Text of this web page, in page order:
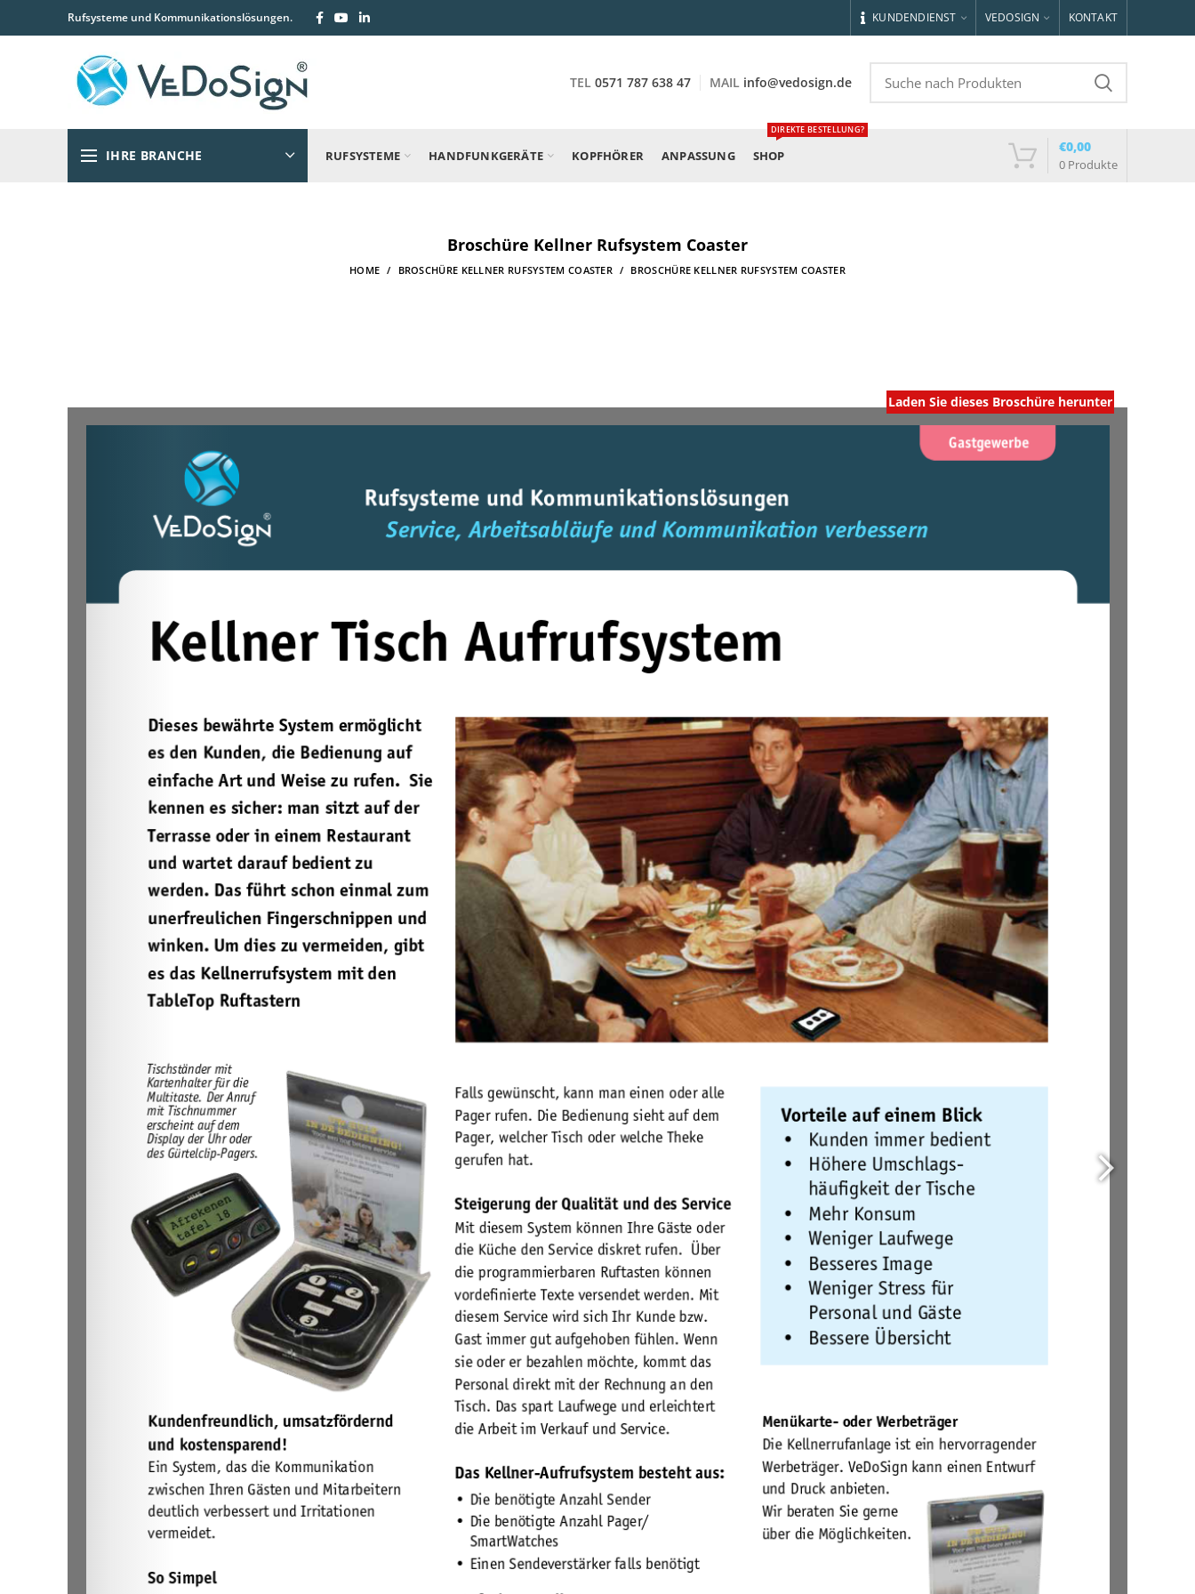
Rufsysteme und Kommunikationslösungen. KUNDENDIENST VEDOSIGN KONTAKT
TEL 0571 787 638 47 MAIL info@vedosign.de
IHRE BRANCHE RUFSYSTEME HANDFUNKGERÄTE KOPFHÖRER ANPASSUNG SHOP
DIREKTE BESTELLUNG?
0 Produkte
€0,00
Broschüre Kellner Rufsystem Coaster
HOME BROSCHÜRE KELLNER RUFSYSTEM COASTER BROSCHÜRE KELLNER RUFSYSTEM COASTER
Laden Sie dieses Broschüre herunter